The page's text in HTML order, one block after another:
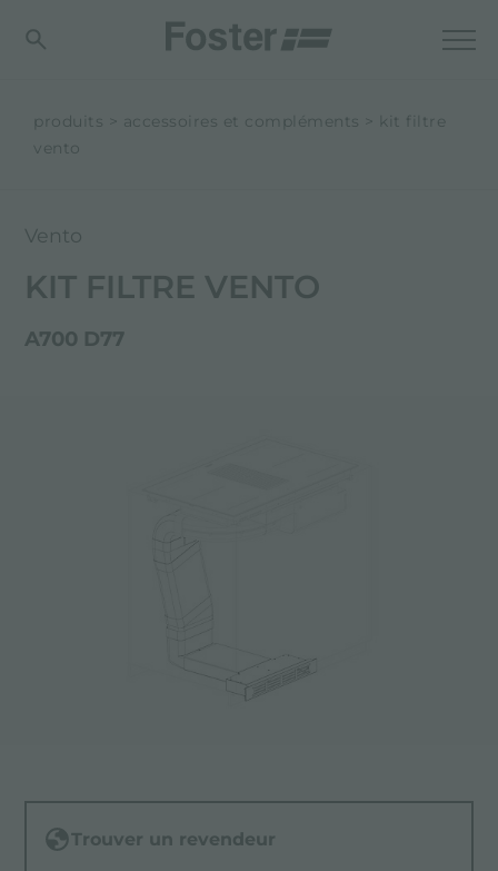
produits accessoires et compléments
kit filtre
vento
Vento
KIT FILTRE VENTO
A700 D77
Trouver un revendeur